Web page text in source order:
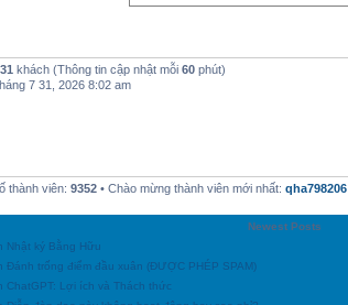
khách (Thông tin cập nhật mỗi 60 phút)
7 31, 2026 8:02 am
thành viên: 9352 • Chào mừng thành viên mới nhất: qha798206
Newest Posts
Nhật ký Bằng Hữu
Đánh trống điểm đầu xuân (ĐƯỢC PHÉP SPAM)
ChatGPT: Lợi ích và Thách thức